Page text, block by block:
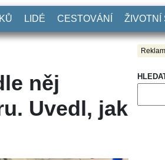
LIDÉ CESTOVÁNÍ ŽIVOTNÍ
něj
Uvedl, jak